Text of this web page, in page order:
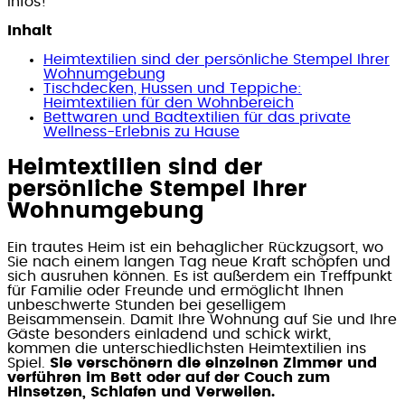
Inhalt
Heimtextilien sind der persönliche Stempel Ihrer
Wohnumgebung
Tischdecken, Hussen und Teppiche:
Heimtextilien für den Wohnbereich
Bettwaren und Badtextilien für das private
Wellness-Erlebnis zu Hause
Heimtextilien sind der
persönliche Stempel Ihrer
Wohnumgebung
Ein trautes Heim ist ein behaglicher Rückzugsort, wo
Sie nach einem langen Tag neue Kraft schöpfen und
sich ausruhen können. Es ist außerdem ein Treffpunkt
für Familie oder Freunde und ermöglicht Ihnen
unbeschwerte Stunden bei geselligem
Beisammensein. Damit Ihre Wohnung auf Sie und Ihre
Gäste besonders einladend und schick wirkt,
kommen die unterschiedlichsten Heimtextilien ins
Spiel. Sie verschönern die einzelnen Zimmer und
verführen im Bett oder auf der Couch zum
Hinsetzen, Schlafen und Verweilen.